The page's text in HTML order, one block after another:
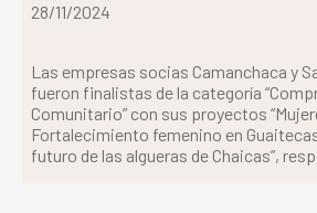
28/11/2024
Las empresas socias Camanchaca y
fueron finalistas de la categoría
Comunitario” con sus proyectos
Fortalecimiento femenino en
futuro de las algueras de Chaicas”,